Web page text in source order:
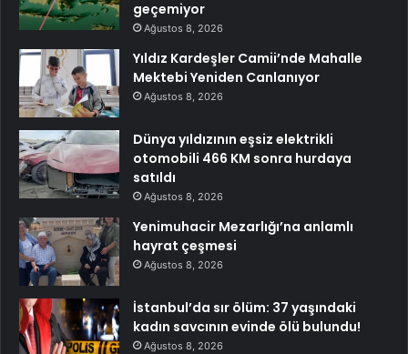
geçemiyor
Ağustos 8, 2026
Yıldız Kardeşler Camii’nde Mahalle
Mektebi Yeniden Canlanıyor
Ağustos 8, 2026
Dünya yıldızının eşsiz elektrikli
otomobili 466 KM sonra hurdaya
satıldı
Ağustos 8, 2026
Yenimuhacir Mezarlığı’na anlamlı
hayrat çeşmesi
Ağustos 8, 2026
İstanbul’da sır ölüm: 37 yaşındaki
kadın savcının evinde ölü bulundu!
Ağustos 8, 2026